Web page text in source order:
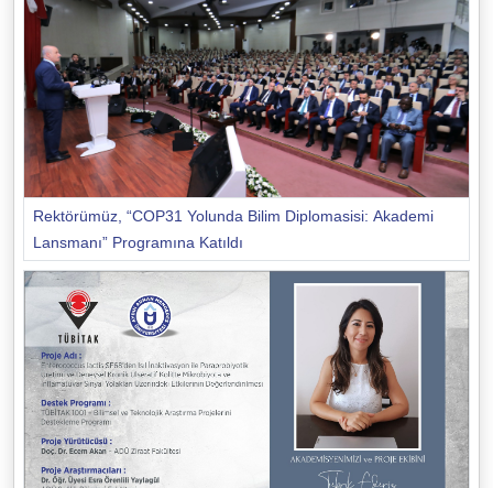
Rektörümüz, “COP31 Yolunda Bilim Diplomasisi: Akademi
Lansmanı” Programına Katıldı